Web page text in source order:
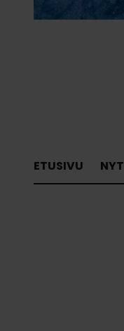
ETUSIVU NYT